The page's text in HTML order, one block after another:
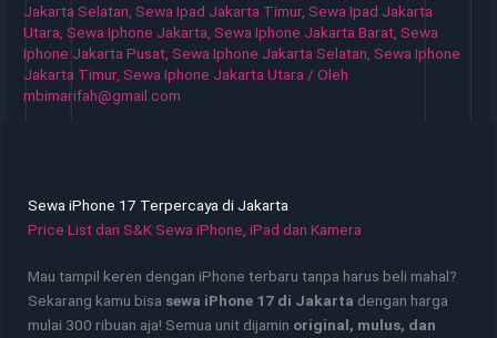
Jakarta Selatan Sewa Ipad Jakarta Timur, Sewa Ipad Jakarta
Utara Sewa Iphone Jakarta Sewa Iphone Jakarta Barat Sewa
Iphone Jakarta Pusat Sewa Iphone Jakarta Selatan Sewa Iphone
Jakarta Timur, Sewa Iphone Jakarta Utara / Oleh
mbimarifah@gmail.com
Sewa iPhone 17 Terpercaya di Jakarta
Price List dan S&K Sewa iPhone, iPad dan Kamera
Mau tampil keren dengan iPhone terbaru tanpa harus beli mahal?
Sekarang kamu bisa sewa iPhone 17 di Jakarta dengan harga
mulai 300 ribuan aja! Semua unit dijamin original, mulus, dan